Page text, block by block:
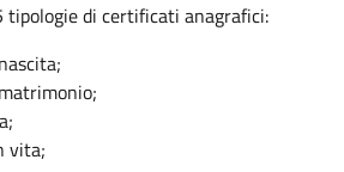
tipologie di certificati anagrafici:
vita;